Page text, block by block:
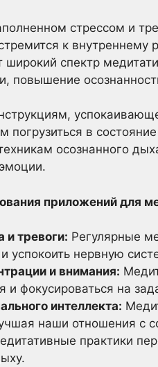
стрессом и
к
спектр
повышение
в
осознанного
приложений для
и тревоги: Регулярные
успокоить нервную
и внимания:
и фокусироваться на
интеллекта:
наши отношения с
практики